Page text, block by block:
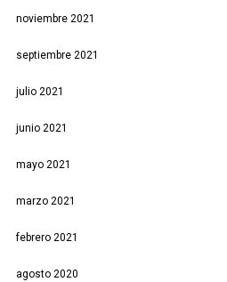
noviembre 2021
septiembre 2021
julio 2021
junio 2021
mayo 2021
marzo 2021
febrero 2021
agosto 2020